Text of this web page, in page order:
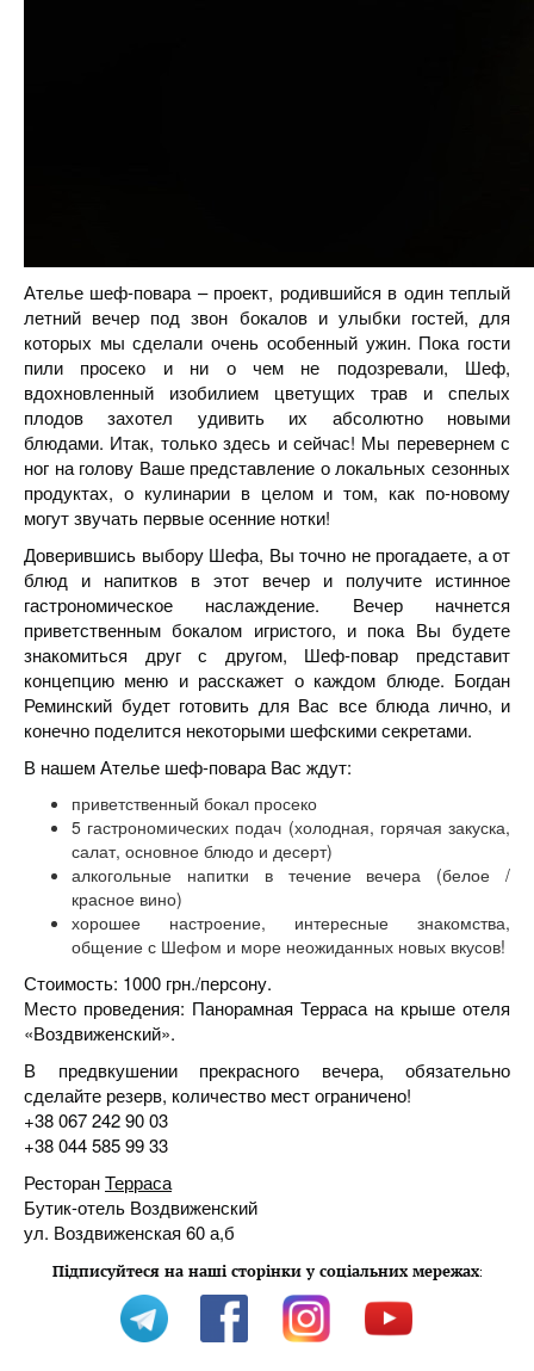
Ателье шеф-повара – проект, родившийся в один теплый
летний вечер под звон бокалов и улыбки гостей, для
которых мы сделали очень особенный ужин. Пока гости
пили просеко и ни о чем не подозревали, Шеф,
вдохновленный изобилием цветущих трав и спелых
плодов захотел удивить их абсолютно новыми
блюдами. Итак, только здесь и сейчас! Мы перевернем с
ног на голову Ваше представление о локальных сезонных
продуктах, о кулинарии в целом и том, как по-новому
могут звучать первые осенние нотки!
Доверившись выбору Шефа, Вы точно не прогадаете, а от
блюд и напитков в этот вечер и получите истинное
гастрономическое наслаждение. Вечер начнется
приветственным бокалом игристого, и пока Вы будете
знакомиться друг с другом, Шеф-повар представит
концепцию меню и расскажет о каждом блюде. Богдан
Реминский будет готовить для Вас все блюда лично, и
конечно поделится некоторыми шефскими секретами.
В нашем Ателье шеф-повара Вас ждут:
приветственный бокал просеко
5 гастрономических подач (холодная, горячая закуска,
салат, основное блюдо и десерт)
алкогольные напитки в течение вечера (белое /
красное вино)
хорошее настроение, интересные знакомства,
общение с Шефом и море неожиданных новых вкусов!
Стоимость: 1000 грн./персону.
Место проведения: Панорамная Терраса на крыше отеля
«Воздвиженский».
В предвкушении прекрасного вечера, обязательно
сделайте резерв, количество мест ограничено!
+38 067 242 90 03
+38 044 585 99 33
РесторанТерраса
Бутик-отель Воздвиженский
ул. Воздвиженская 60 а,б
Підписуйтеся на наші сторінки у соціальних мережах: